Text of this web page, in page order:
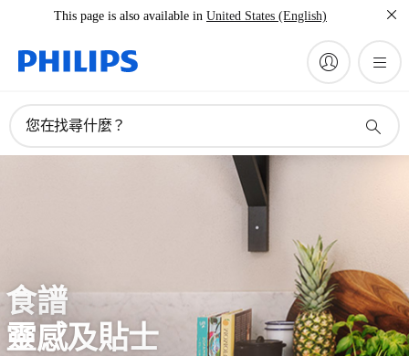
This page is also available in United States (English)
您在找尋什麼？
食譜
靈感及貼士